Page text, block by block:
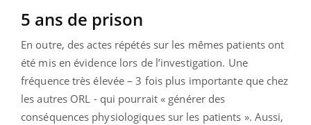
5 ans de prison
En outre, des actes répétés sur les mêmes patients ont
été mis en évidence lors de l’investigation. Une
fréquence très élevée – 3 fois plus importante que chez
les autres ORL - qui pourrait « générer des
conséquences physiologiques sur les patients ». Aussi,